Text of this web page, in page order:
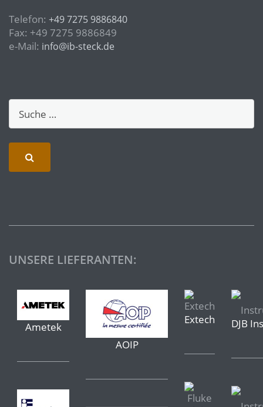
Telefon: +49 7275 9886840
Fax: +49 7275 9886849
e-Mail: info@ib-steck.de
UNSERE LIEFERANTEN:
Ametek
AOIP
Extech DJB